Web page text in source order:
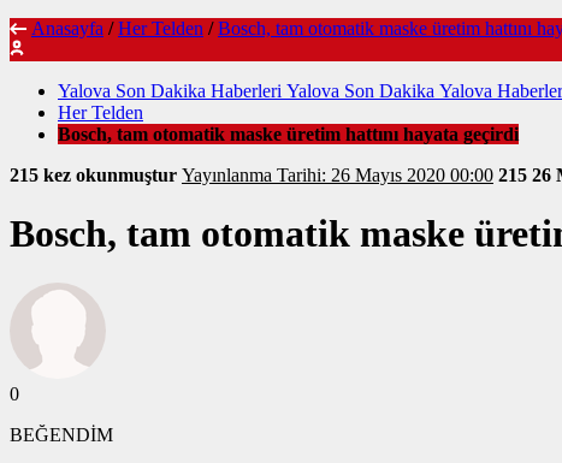
Anasayfa / Her Telden / Bosch, tam otomatik maske üretim hattını
Yalova Son Dakika Haberleri Yalova Son Dakika Yalova
Her Telden
Bosch, tam otomatik maske üretim hattını hayata geçirdi
215 kez okunmuştur
Yayınlanma Tarihi: 26 Mayıs 2020 00:00 215 26
Bosch, tam otomatik maske
0
BEĞENDİM